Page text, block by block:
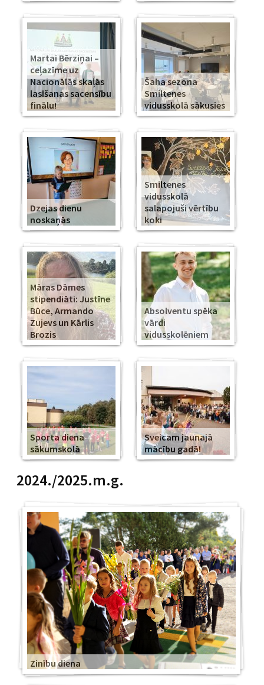
Martai Bērziņai –
ceļazīme uz
Nacionālās skaļās
lasīšanas sacensību
finālu!
Šaha sezona
Smiltenes
vidusskolā sākusies
Dzejas dienu
noskaņās
Smiltenes
vidusskolā
salapojuši vērtību
koki
Māras Dāmes
stipendiāti: Justīne
Būce, Armando
Zujevs un Kārlis
Brozis
Absolventu spēka
vārdi
vidusskolēniem
Sporta diena
sākumskolā
Sveicam jaunajā
mācību gadā!
2024./2025.m.g.
Zinību diena